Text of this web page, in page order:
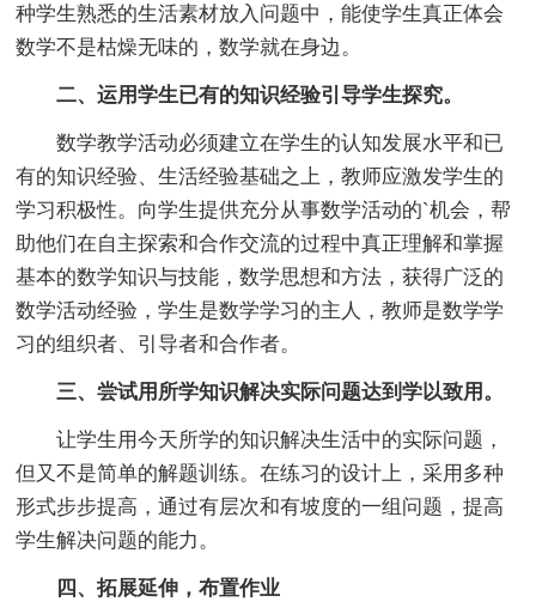
种学生熟悉的生活素材放入问题中，能使学生真正体会
数学不是枯燥无味的，数学就在身边。
二、运用学生已有的知识经验引导学生探究。
数学教学活动必须建立在学生的认知发展水平和已
有的知识经验、生活经验基础之上，教师应激发学生的
学习积极性。向学生提供充分从事数学活动的`机会，帮
助他们在自主探索和合作交流的过程中真正理解和掌握
基本的数学知识与技能，数学思想和方法，获得广泛的
数学活动经验，学生是数学学习的主人，教师是数学学
习的组织者、引导者和合作者。
三、尝试用所学知识解决实际问题达到学以致用。
让学生用今天所学的知识解决生活中的实际问题，
但又不是简单的解题训练。在练习的设计上，采用多种
形式步步提高，通过有层次和有坡度的一组问题，提高
学生解决问题的能力。
四、拓展延伸，布置作业